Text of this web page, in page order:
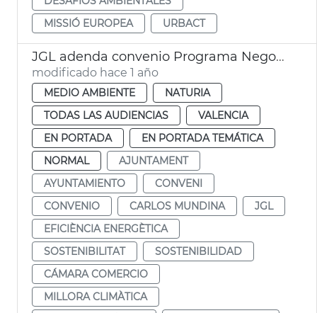
MISSIÓ EUROPEA
URBACT
JGL adenda convenio Programa Negocio Local Sostenible
modificado hace 1 año
MEDIO AMBIENTE
NATURIA
TODAS LAS AUDIENCIAS
VALENCIA
EN PORTADA
EN PORTADA TEMÁTICA
NORMAL
AJUNTAMENT
AYUNTAMIENTO
CONVENI
CONVENIO
CARLOS MUNDINA
JGL
EFICIÈNCIA ENERGÈTICA
SOSTENIBILITAT
SOSTENIBILIDAD
CÁMARA COMERCIO
MILLORA CLIMÀTICA